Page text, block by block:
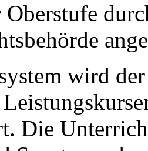
Oberstufe
wird
Die